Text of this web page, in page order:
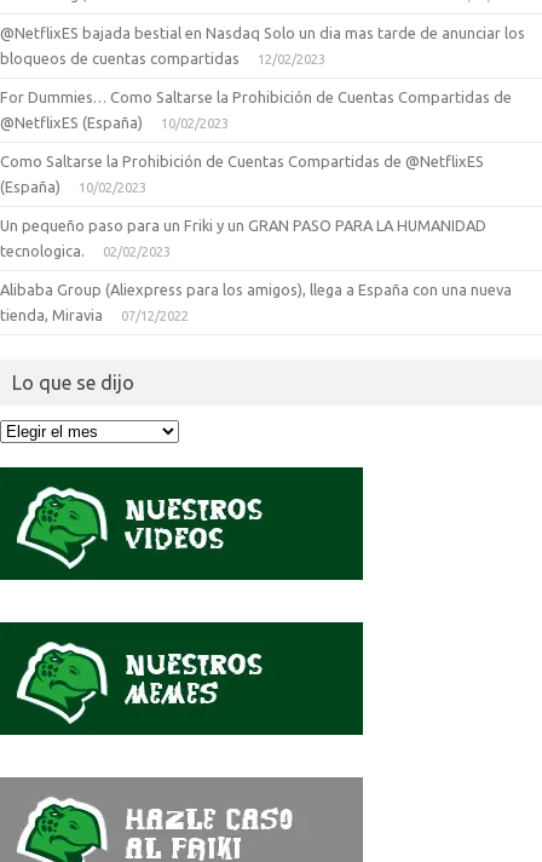
@NetflixES bajada bestial en Nasdaq Solo un dia mas tarde de anunciar los
bloqueos de cuentas compartidas
12/02/2023
For Dummies… Como Saltarse la Prohibición de Cuentas Compartidas de
@NetflixES (España)
10/02/2023
Como Saltarse la Prohibición de Cuentas Compartidas de @NetflixES
(España)
10/02/2023
Un pequeño paso para un Friki y un GRAN PASO PARA LA HUMANIDAD
tecnologica.
02/02/2023
Alibaba Group (Aliexpress para los amigos), llega a España con una nueva
tienda, Miravia
07/12/2022
Lo que se dijo
Lo